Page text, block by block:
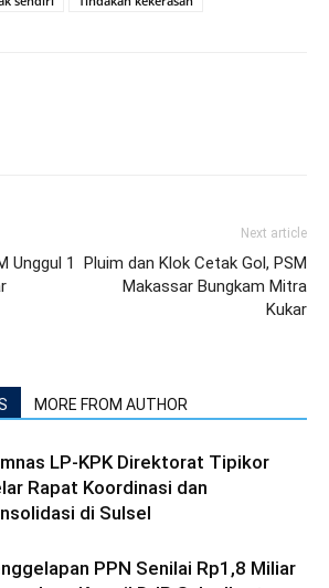
Unggul 1
Next article
Pluim dan Klok Cetak Gol, PSM
Makassar Bungkam Mitra
Kukar
MORE FROM AUTHOR
LP-KPK Direktorat Tipikor
Rapat Koordinasi dan
di Sulsel
PPN Senilai Rp1,8 Miliar